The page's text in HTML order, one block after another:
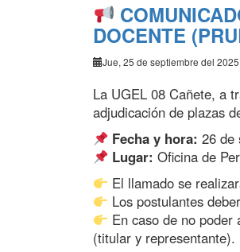
DOCENTE
Jue, 25 de septiembre del
La UGEL 08 Cañete, a
adjudicación de plazas
Fecha y hora: 26 de
Lugar: Oficina de
El llamado se
Los postulantes
En caso de no
(titular y representante).